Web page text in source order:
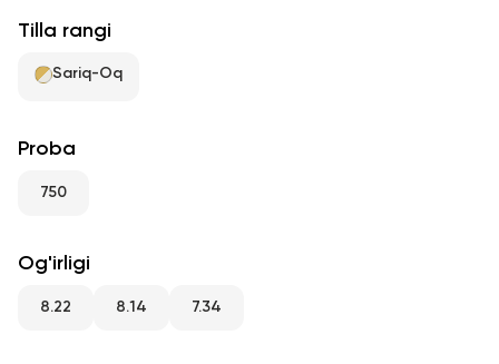
Sevimli
+998 71 205 22 22
Tilla rangi
Sariq-Oq
Proba
750
Og'irligi
8.22 8.14 7.34